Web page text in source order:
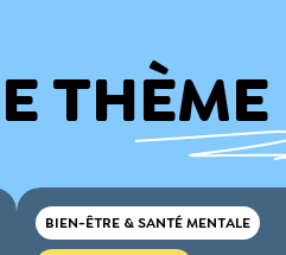
THÈME
BIEN-ÊTRE & SANTÉ MENTALE